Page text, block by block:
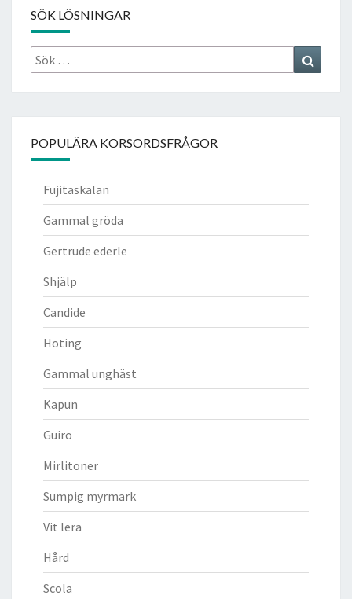
SÖK LÖSNINGAR
Sök
efter:
POPULÄRA KORSORDSFRÅGOR
Fujitaskalan
Gammal gröda
Gertrude ederle
Shjälp
Candide
Hoting
Gammal unghäst
Kapun
Guiro
Mirlitoner
Sumpig myrmark
Vit lera
Hård
Scola